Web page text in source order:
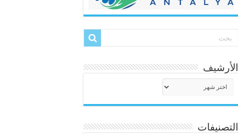
الأرشيف
التصنيفات